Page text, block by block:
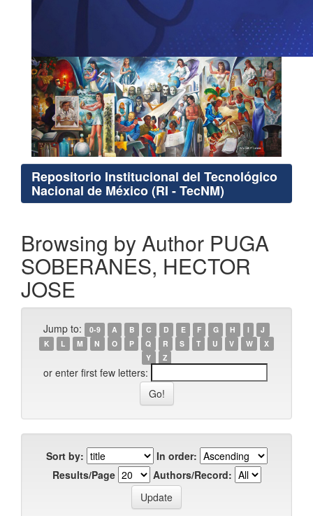
Repositorio Institucional del Tecnológico
Nacional de México (RI - TecNM)
Browsing by Author PUGA
SOBERANES, HECTOR
JOSE
Jump to: 0-9 A B C D E F G H I
J
K
L M N O P Q R S T U V W
X
Y
Z
or enter first few letters:
Sort by:
In order:
Results/Page
Authors/Record: